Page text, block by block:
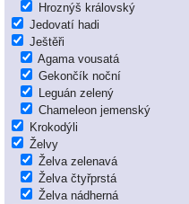
Hroznýš královský
Jedovatí hadi
Ještěři
Agama vousatá
Gekončík noční
Leguán zelený
Chameleon jemenský
Krokodýli
Želvy
Želva zelenavá
Želva čtyřprstá
Želva nádherná